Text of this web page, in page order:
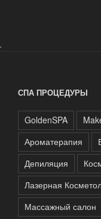
.
СПА ПРОЦЕДУРЫ
GoldenSPA
Ароматерапия
Депиляция
Лазерная
Массажный салон